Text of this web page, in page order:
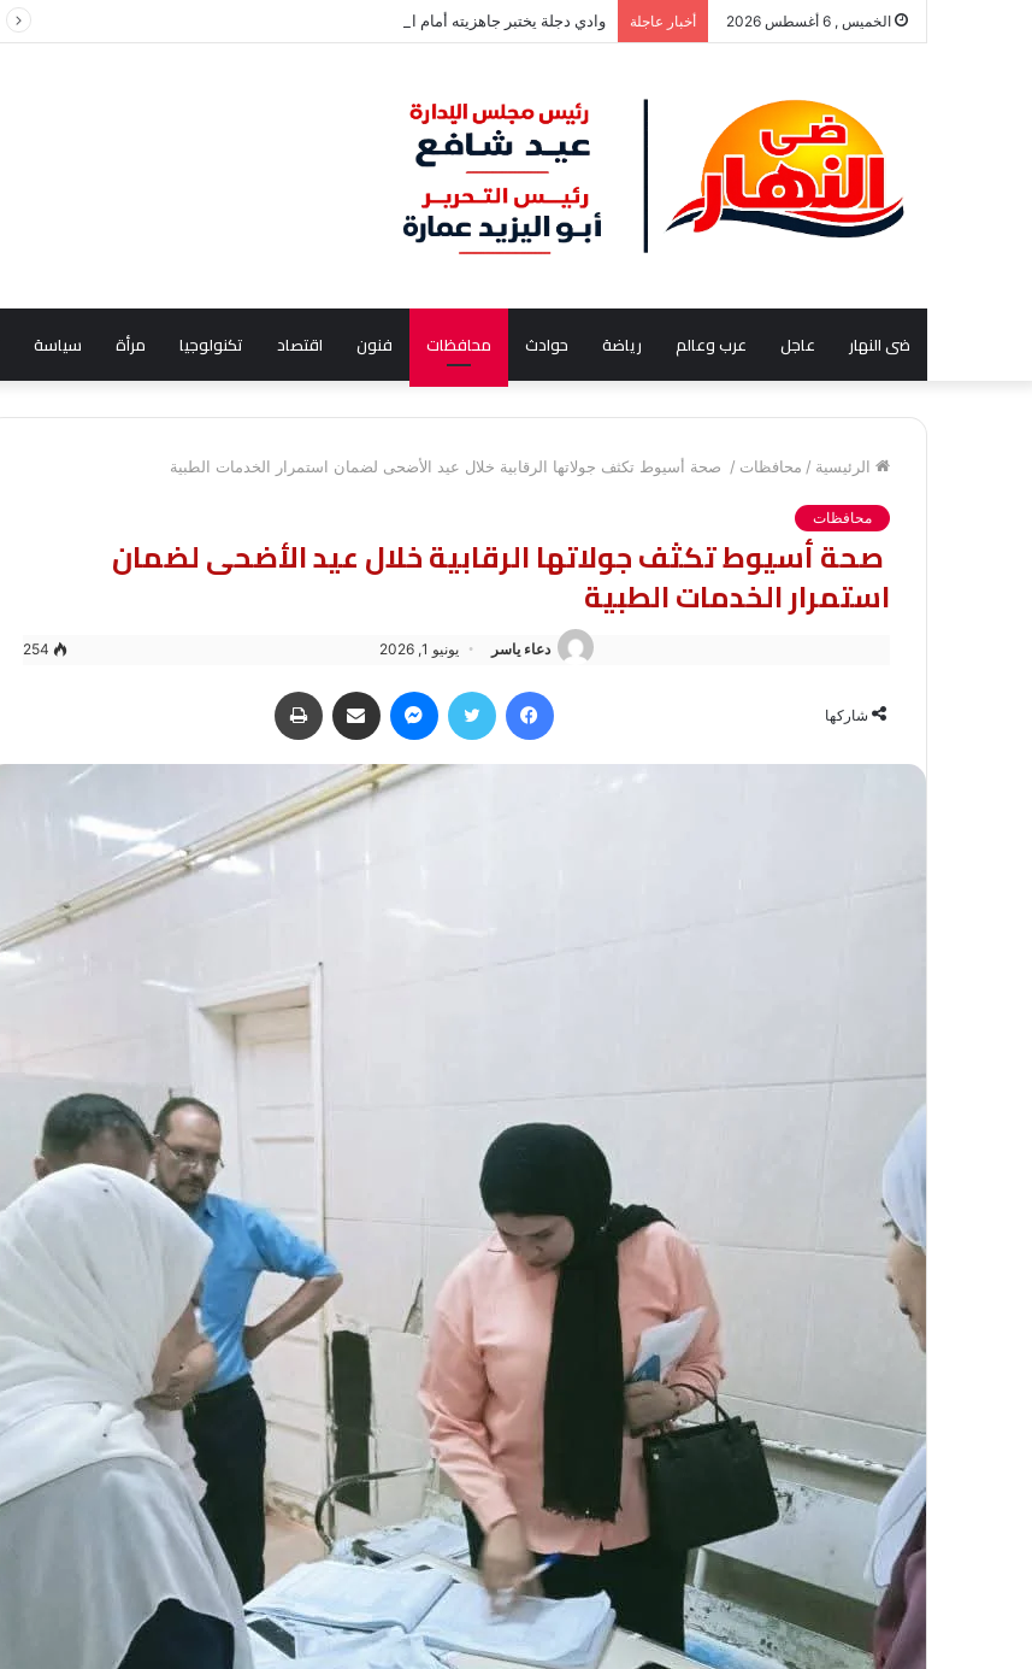
الخميس , 6 أغسطس 2026 أخبار عاجلة وادي دجلة يختبر جاهزيته أمام الكرامة العراقي قبل انطلاق الدوري المصري
ضى النهار عاجل عرب وعالم رياضة حوادث محافظات فنون اقتصاد تكنولوجيا مرأة سياسة
الرئيسية / محافظات / صحة أسيوط تكثف جولاتها الرقابية خلال عيد الأضحى لضمان استمرار الخدمات الطبية
محافظات
صحة أسيوط تكثف جولاتها الرقابية خلال عيد الأضحى لضمان
استمرار الخدمات الطبية
دعاء ياسر يونيو 1, 2026 254
شاركها
فيسبوك تويتر ماسنجر مشاركة عبر البريد